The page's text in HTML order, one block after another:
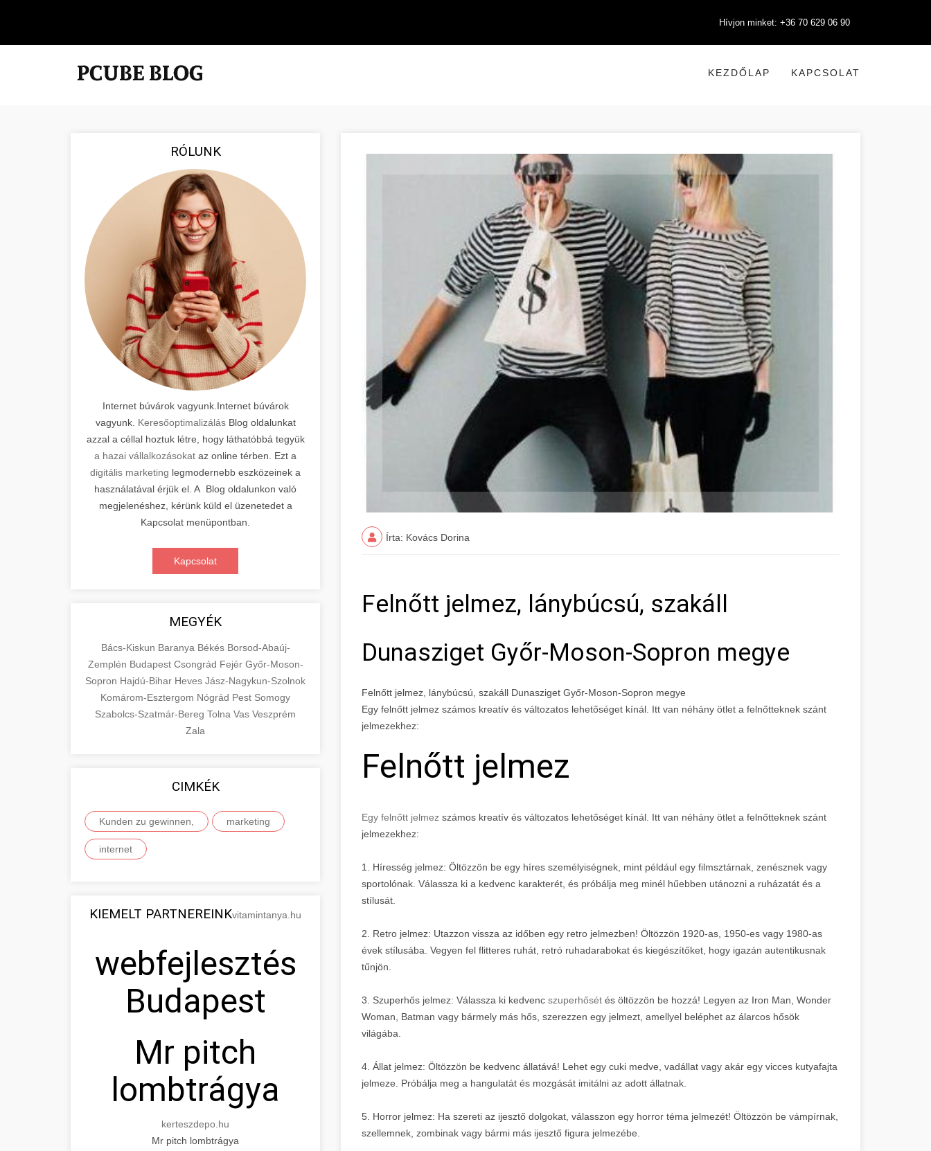
Hívjon minket: +36 70 629 06 90
KEZDŐLAP KAPCSOLAT
RÓLUNK
Internet búvárok vagyunk.Internet búvárok
vagyunk. KeresőoptimalizálásBlog oldalunkat
azzal a céllal hoztuk létre, hogy láthatóbbá tegyük
a hazai vállalkozásokat az online térben. Ezt a
digitális marketing legmodernebb eszközeinek a
használatával érjük el. A Blog oldalunkon való
megjelenéshez, kérünk küld el üzenetedet a
Kapcsolat menüpontban.
Kapcsolat
MEGYÉK
Bács-Kiskun Baranya Békés Borsod-Abaúj-
Zemplén Budapest Csongrád Fejér Győr-Moson-
Sopron Hajdú-Bihar Heves Jász-Nagykun-Szolnok
Komárom-Esztergom Nógrád Pest Somogy
Szabolcs-Szatmár-Bereg Tolna Vas Veszprém
Zala
CIMKÉK
Kunden zu gewinnen, marketing
internet
KIEMELT PARTNEREINKvitamintanya.hu
webfejlesztés
Budapest
Mr pitch
lombtrágya
kerteszdepo.hu
Mr pitch lombtrágya
Írta: Kovács Dorina
Felnőtt jelmez, lánybúcsú, szakáll
Dunasziget Győr-Moson-Sopron megye
Felnőtt jelmez, lánybúcsú, szakáll Dunasziget Győr-Moson-Sopron megye
Egy felnőtt jelmez számos kreatív és változatos lehetőséget kínál. Itt van néhány ötlet a felnőtteknek szánt
jelmezekhez:
Felnőtt jelmez
Egy felnőtt jelmez számos kreatív és változatos lehetőséget kínál. Itt van néhány ötlet a felnőtteknek szánt
jelmezekhez:
1. Híresség jelmez: Öltözzön be egy híres személyiségnek, mint például egy filmsztárnak, zenésznek vagy
sportolónak. Válassza ki a kedvenc karakterét, és próbálja meg minél hűebben utánozni a ruházatát és a
stílusát.
2. Retro jelmez: Utazzon vissza az időben egy retro jelmezben! Öltözzön 1920-as, 1950-es vagy 1980-as
évek stílusába. Vegyen fel flitteres ruhát, retró ruhadarabokat és kiegészítőket, hogy igazán autentikusnak
tűnjön.
3. Szuperhős jelmez: Válassza ki kedvenc szuperhősét és öltözzön be hozzá! Legyen az Iron Man, Wonder
Woman, Batman vagy bármely más hős, szerezzen egy jelmezt, amellyel beléphet az álarcos hősök
világába.
4. Állat jelmez: Öltözzön be kedvenc állatává! Lehet egy cuki medve, vadállat vagy akár egy vicces kutyafajta
jelmeze. Próbálja meg a hangulatát és mozgását imitálni az adott állatnak.
5. Horror jelmez: Ha szereti az ijesztő dolgokat, válasszon egy horror téma jelmezét! Öltözzön be vámpírnak,
szellemnek, zombinak vagy bármi más ijesztő figura jelmezébe.